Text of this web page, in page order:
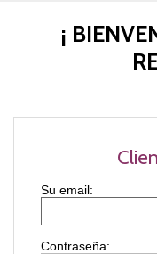
¡
Contraseña: